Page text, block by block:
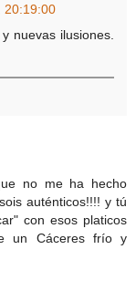
20:19:00
nuevas ilusiones.
no me ha hecho
auténticos!!!! y tú
con esos platicos
un Cáceres frío y